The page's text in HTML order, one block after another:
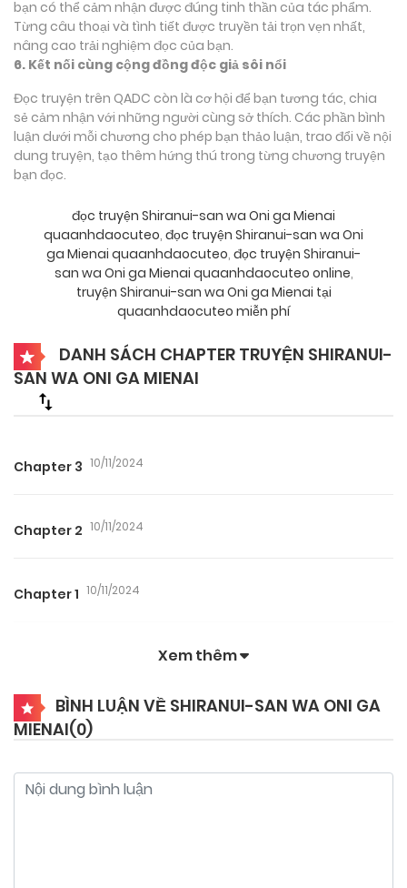
bạn có thể cảm nhận được đúng tinh thần của tác phẩm.
Từng câu thoại và tình tiết được truyền tải trọn vẹn nhất,
nâng cao trải nghiệm đọc của bạn.
6. Kết nối cùng cộng đồng độc giả sôi nổi
Đọc truyện trên QADC còn là cơ hội để bạn tương tác, chia
sẻ cảm nhận với những người cùng sở thích. Các phần bình
luận dưới mỗi chương cho phép bạn thảo luận, trao đổi về nội
dung truyện, tạo thêm hứng thú trong từng chương truyện
bạn đọc.
đọc truyện Shiranui-san wa Oni ga Mienai
quaanhdaocuteo, đọc truyện Shiranui-san wa Oni
ga Mienai quaanhdaocuteo, đọc truyện Shiranui-
san wa Oni ga Mienai quaanhdaocuteo online,
truyện Shiranui-san wa Oni ga Mienai tại
quaanhdaocuteo miễn phí
DANH SÁCH CHAPTER TRUYỆN SHIRANUI-
SAN WA ONI GA MIENAI
Chapter 3 10/11/2024
Chapter 2 10/11/2024
Chapter 1 10/11/2024
Xem thêm
BÌNH LUẬN VỀ SHIRANUI-SAN WA ONI GA
MIENAI(0)